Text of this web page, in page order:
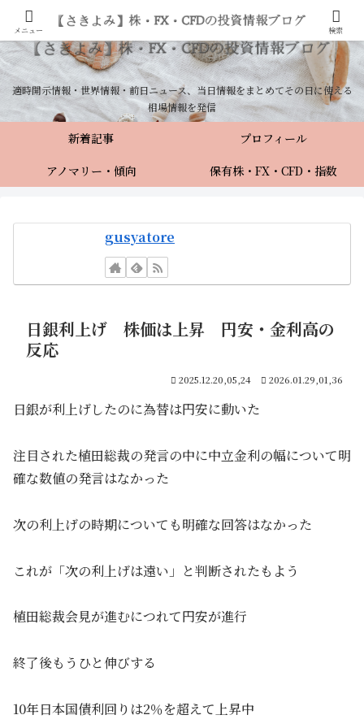
適時開示情報・世界情報・前日ニュース、当日情報をまとめてその日に使える
相場情報を発信
新着記事
プロフィール
アノマリー・傾向
保有株・FX・CFD・指数
gusyatore
日銀利上げ 株価は上昇 円安・金利高の
反応
2025.12.20,05,24 2026.01.29,01,36
日銀が利上げしたのに為替は円安に動いた
注目された植田総裁の発言の中に中立金利の幅について明
確な数値の発言はなかった
次の利上げの時期についても明確な回答はなかった
これが「次の利上げは遠い」と判断されたもよう
植田総裁会見が進むにつれて円安が進行
終了後もうひと伸びする
10年日本国債利回りは2％を超えて上昇中
メニュー 検索